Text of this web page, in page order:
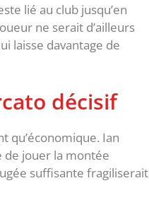
lié au club jusqu’en
ne serait d’ailleurs
laisse davantage de
décisif
qu’économique. Ian
de jouer la montée
suffisante fragiliserait